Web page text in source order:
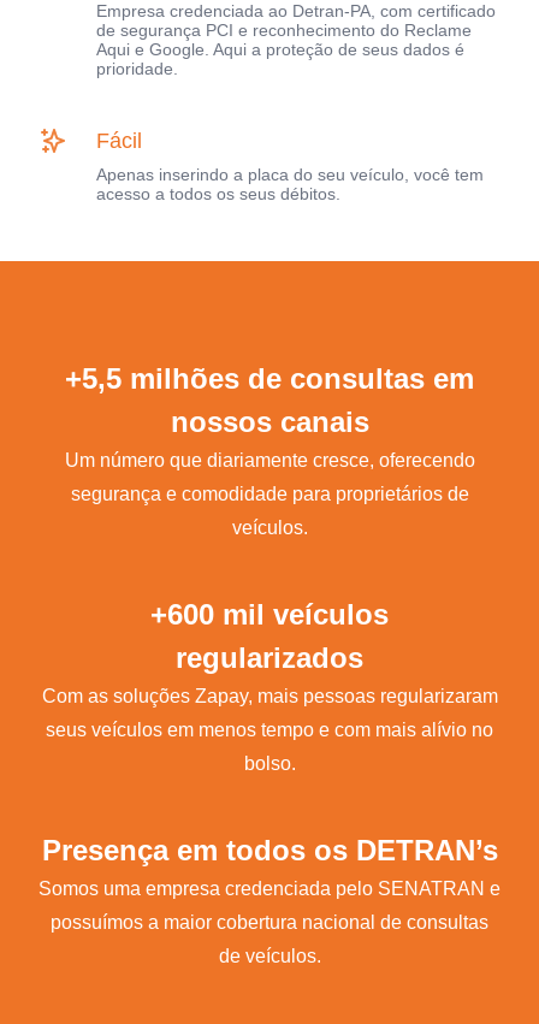
Empresa credenciada ao Detran-PA, com certificado
de segurança PCI e reconhecimento do Reclame
Aqui e Google. Aqui a proteção de seus dados é
prioridade.
Fácil
Apenas inserindo a placa do seu veículo, você tem
acesso a todos os seus débitos.
+5,5 milhões de consultas em
nossos canais
Um número que diariamente cresce, oferecendo
segurança e comodidade para proprietários de
veículos.
+600 mil veículos
regularizados
Com as soluções Zapay, mais pessoas regularizaram
seus veículos em menos tempo e com mais alívio no
bolso.
Presença em todos os DETRAN’s
Somos uma empresa credenciada pelo SENATRAN e
possuímos a maior cobertura nacional de consultas
de veículos.